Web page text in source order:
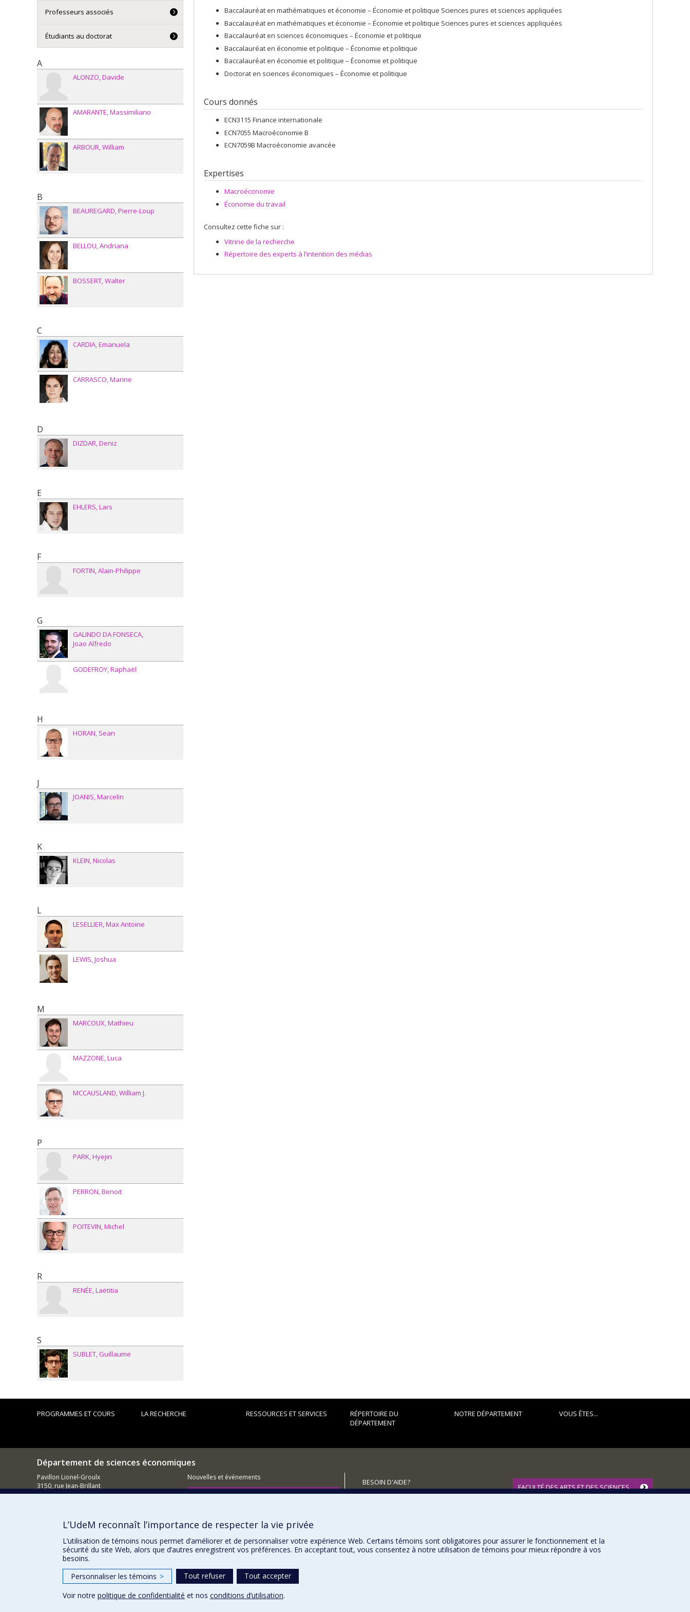
Baccalauréat en mathématiques et économie – Économie et politique Sciences pures et sciences appliquées
Baccalauréat en mathématiques et économie – Économie et politique Sciences pures et sciences appliquées
Baccalauréat en sciences économiques – Économie et politique
Baccalauréat en économie et politique – Économie et politique
Baccalauréat en économie et politique – Économie et politique
Doctorat en sciences économiques – Économie et politique
Cours donnés
ECN3115 Finance internationale
ECN7055 Macroéconomie B
ECN7059B Macroéconomie avancée
Expertises
Macroéconomie
Économie du travail
Consultez cette fiche sur :
Vitrine de la recherche
Répertoire des experts à l’intention des médias
Professeurs associés
Étudiants au doctorat
A
ALONZO Davide
AMARANTE Massimiliano
ARBOUR William
B
BEAUREGARD Pierre-Loup
BELLOU Andriana
BOSSERT Walter
C
CARDIA Emanuela
CARRASCO Marine
D
DIZDAR Deniz
E
EHLERS Lars
F
FORTIN Alain-Philippe
G
GALINDO DA FONSECA
Joao Alfredo
GODEFROY Raphaël
H
HORAN Sean
J
JOANIS Marcelin
K
KLEIN Nicolas
L
LESELLIER Max Antoine
LEWIS Joshua
M
MARCOUX Mathieu
MAZZONE Luca
MCCAUSLAND William J.
P
PARK Hyejin
PERRON Benoit
POITEVIN Michel
R
RENÉE Laëtitia
S
SUBLET Guillaume
PROGRAMMES ET COURS LA RECHERCHE RESSOURCES ET SERVICES
RÉPERTOIRE DU
DÉPARTEMENT
NOTRE DÉPARTEMENT VOUS ÊTES...
Département de sciences économiques
Pavillon Lionel-Groulx
3150, rue Jean-Brillant
Montréal (QC)
Nouvelles et événements
Comment soutenir le Département?
BESOIN D'AIDE?
Plan du site
FACULTÉ DES ARTS ET DES SCIENCES
Confidentialité Conditions d’utilisation Paramètres des témoins
L’UdeM reconnaît l’importance de respecter la vie privée
L’utilisation de témoins nous permet d’améliorer et de personnaliser votre expérience Web. Certains témoins sont obligatoires pour assurer le fonctionnement et la
sécurité du site Web, alors que d’autres enregistrent vos préférences. En acceptant tout, vous consentez à notre utilisation de témoins pour mieux répondre à vos
besoins.
Personnaliser les témoins > Tout refuser
Tout accepter
Voir notre politique de confidentialité et nos conditions d’utilisation.